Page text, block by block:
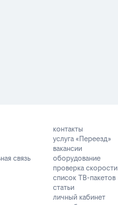
связь
контакты
услуга «Переезд»
вакансии
оборудование
проверка скорости
список ТВ-пакетов
статьи
личный кабинет